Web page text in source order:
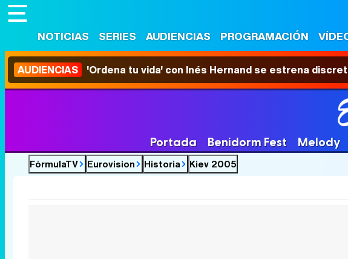
NOTICIAS SERIES AUDIENCIAS PROGRAMACIÓN
AUDIENCIAS 'Ordena tu vida' con Inés Hernand se estrena
Portada Benidorm Fest Melody
FórmulaTV Eurovision Historia Kiev 2005